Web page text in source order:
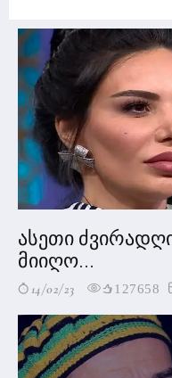
ასეთი
მიიღო...
14/02/23 127658